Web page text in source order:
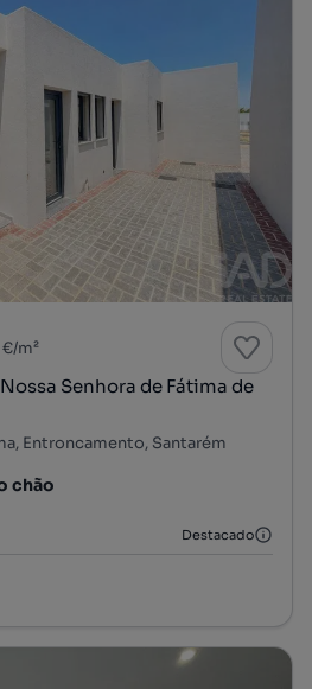
€/m²
Senhora de Fátima de
Entroncamento, Santarém
chão
Destacado